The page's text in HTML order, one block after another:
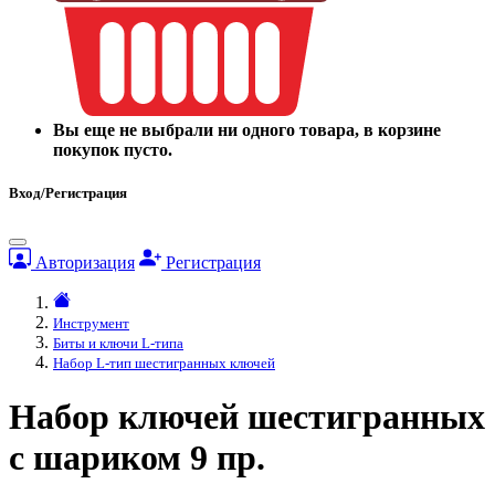
Вы еще не выбрали ни одного товара, в корзине
покупок пусто.
Вход/Регистрация
Авторизация Регистрация
Инструмент
Биты и ключи L-типа
Набор L-тип шестигранных ключей
Набор ключей шестигранных
с шариком 9 пр.